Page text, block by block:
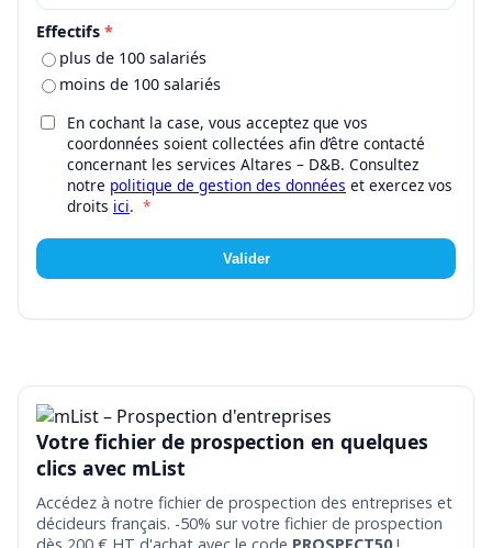
Effectifs *
plus de 100 salariés
moins de 100 salariés
En cochant la case, vous acceptez que vos
coordonnées soient collectées afin d’être contacté
concernant les services Altares – D&B. Consultez
notre politique de gestion des données et exercez vos
droits ici. *
Valider
Votre fichier de prospection en quelques
clics avec mList
Accédez à notre fichier de prospection des entreprises et
décideurs français. -50% sur votre fichier de prospection